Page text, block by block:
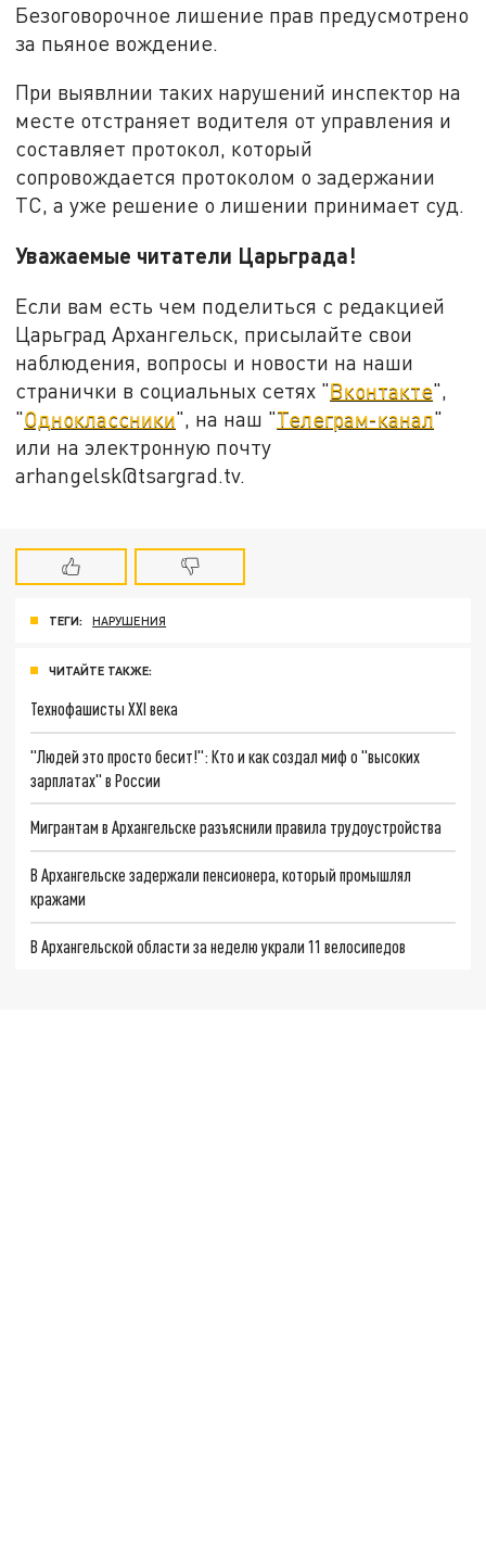
Безоговорочное лишение прав предусмотрено
за пьяное вождение.
При выявлнии таких нарушений инспектор на
месте отстраняет водителя от управления и
составляет протокол, который
сопровождается протоколом о задержании
ТС, а уже решение о лишении принимает суд.
Уважаемые читатели Царьграда!
Если вам есть чем поделиться с редакцией
Царьград Архангельск, присылайте свои
наблюдения, вопросы и новости на наши
странички в социальных сетях "Вконтакте",
"Одноклассники", на наш "Телеграм-канал"
или на электронную почту
arhangelsk@tsargrad.tv.
ТЕГИ: НАРУШЕНИЯ
ЧИТАЙТЕ ТАКЖЕ:
Технофашисты XXI века
"Людей это просто бесит!": Кто и как создал миф о "высоких
зарплатах" в России
Мигрантам в Архангельске разъяснили правила трудоустройства
В Архангельске задержали пенсионера, который промышлял
кражами
В Архангельской области за неделю украли 11 велосипедов